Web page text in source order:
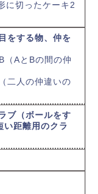
切ったケーキ2
をする物、仲を
AとBの間の仲
二人の仲違いの
ブ（ボールをす
い距離用のクラ